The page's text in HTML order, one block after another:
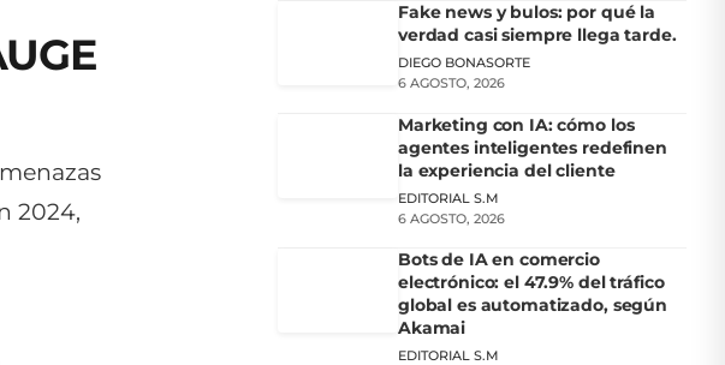
2024,
Fake news y bulos: por qué la
verdad casi siempre llega tarde.
DIEGO BONASORTE
6 AGOSTO, 2026
Marketing con IA: cómo los
agentes inteligentes redefinen
la experiencia del cliente
EDITORIAL S.M
6 AGOSTO, 2026
Bots de IA en comercio
electrónico: el 47.9% del tráfico
global es automatizado, según
Akamai
EDITORIAL S.M